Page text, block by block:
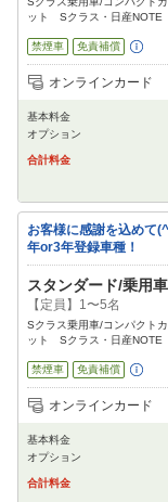
ット Sクラス・日産NOTE
禁煙車 免責補償
追加可能オプション
（次画
オンラインカード
基本料金
オプション
合計料金
お客様に感謝を込めて
年or3年登録車種！
スタンダード/乗用車
【定員】1〜5名
Sクラス乗用車/コンパクト
ット Sクラス・日産NOTE
禁煙車 免責補償
追加可能オプション
（次画
オンラインカード
基本料金
オプション
合計料金